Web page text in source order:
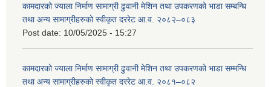
कामदारको ज्याला निर्माण सामाग्री ढुवानी मेशिन तथा उपकरणको भाडा सम्बन्धि
तथा अन्य सामाग्रीहरुको स्वीकृत दररेट आ.व. २०८२–०८३
Post date: 10/05/2025 - 15:27
कामदारको ज्याला निर्माण सामाग्री ढुवानी मेशिन तथा उपकरणको भाडा सम्मन्धि
तथा अन्य सामाग्रीहरुको स्वीकृत दररेट आ.व. २०८१–०८२